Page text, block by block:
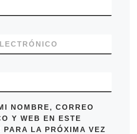
NOMBRE, CORREO
Y WEB EN ESTE
PARA LA PRÓXIMA VEZ